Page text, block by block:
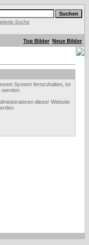
Suche
Top Bilder Neue Bilder
System fernzuhalten, ist
dieser Website